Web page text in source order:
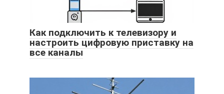
Как подключить к телевизору и
настроить цифровую приставку на
все каналы